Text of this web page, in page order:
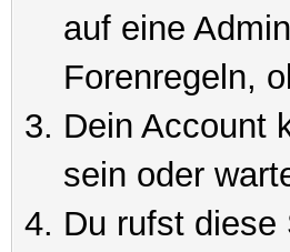
auf eine
Forenregeln,
Dein Account
sein oder
Du rufst